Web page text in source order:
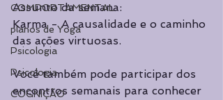
COMPORTAMENTAL
planos de Yoga
Psicologia
Psicologia
COGNIÇÃO
Assunto da semana:
Karma - A causalidade e o caminho
das ações virtuosas.
Você também pode participar dos
encontros semanais para conhecer